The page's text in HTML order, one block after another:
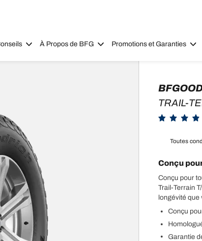
À Propos de BFG Promotions et Garanties
TRAIL-
Toutes
Conçu
Conçu pour
Trail-Terrain
longévité que
Conçu
Garantie